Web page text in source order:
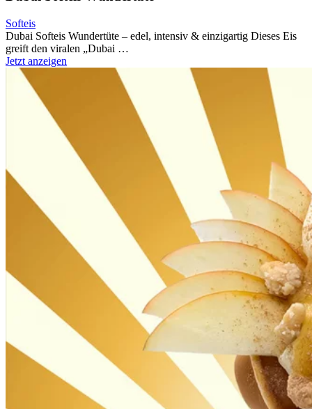
Softeis
Dubai Softeis Wundertüte – edel, intensiv & einzigartig Dieses Eis
greift den viralen „Dubai …
Jetzt anzeigen